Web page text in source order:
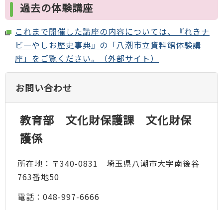
過去の体験講座
これまで開催した講座の内容については、『れきナ
ビ―やしお歴史事典』の「八潮市立資料館体験講
座」をご覧ください。（外部サイト）
お問い合わせ
教育部 文化財保護課 文化財保
護係
所在地：〒340-0831 埼玉県八潮市大字南後谷
763番地50
電話：048-997-6666